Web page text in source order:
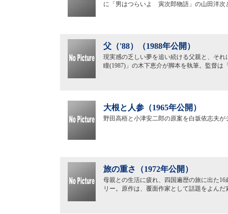
に「男はつらいよ 寅次郎物語」の山田洋次
父（'88）（1988年公開）
現実感の乏しい夢を追い続ける父親と、そ
瞳(1987)」の木下恵介が脚本を執筆。監督
大根と人参（1965年公開）
野田高梧と小津安二郎の原案を白坂依志夫
旅の重さ（1972年公開）
母親との生活に疲れ、四国遍歴の旅に出た
リー。原作は、覆面作家として話題をよん